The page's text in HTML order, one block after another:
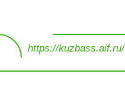
https://kuzbass.aif.ru/